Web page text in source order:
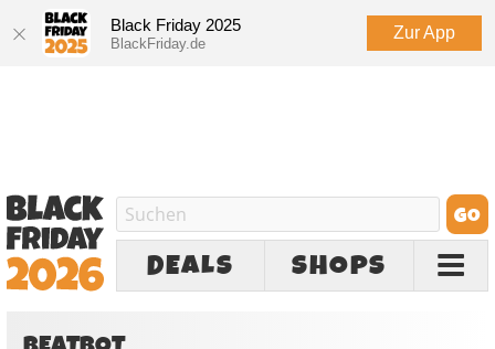
Black Friday 2025
BlackFriday.de
Zur App
DEALS SHOPS